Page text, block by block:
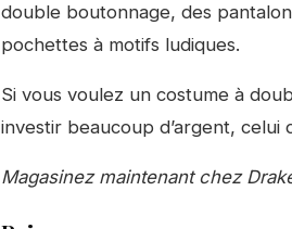
double boutonnage, des
pochettes à motifs ludiques.
Si vous voulez un costume à
investir beaucoup d’argent,
Magasinez maintenant chez